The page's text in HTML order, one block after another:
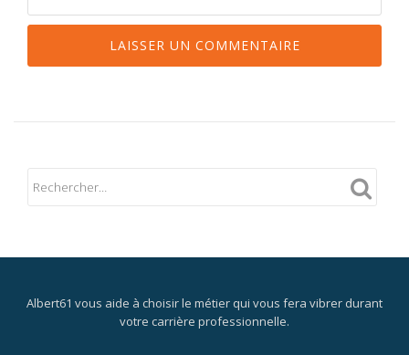
Albert61 vous aide à choisir le métier qui vous fera vibrer durant
votre carrière professionnelle.